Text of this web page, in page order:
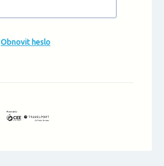
Obnovit heslo